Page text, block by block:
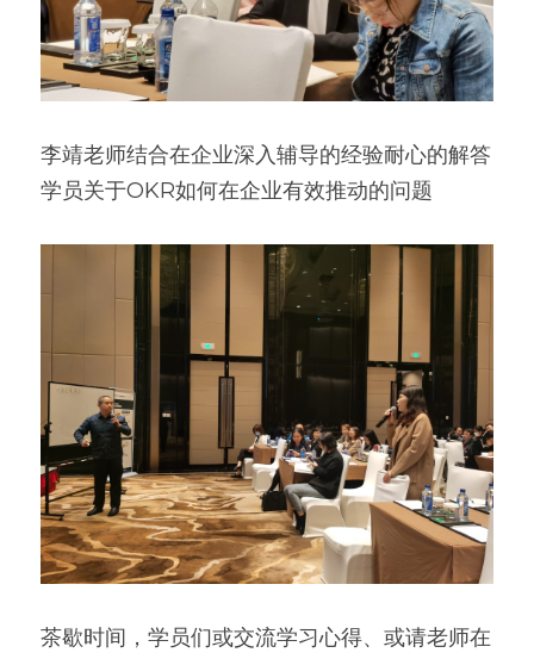
​李靖老师结合在企业深入辅导的经验耐心的解答
学员关于OKR如何在企业有效推动的问题
茶歇时间，学员们或交流学习心得、或请老师在